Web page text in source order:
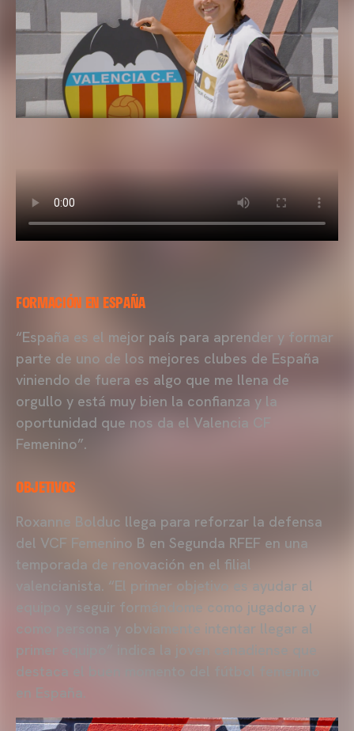
FORMACIÓN EN ESPAÑA
“España es el mejor país para aprender y formar
parte de uno de los mejores clubes de España
viniendo de fuera es algo que me llena de
orgullo y está muy bien la confianza y la
oportunidad que nos da el Valencia CF
Femenino”.
OBJETIVOS
Roxanne Bolduc llega para reforzar la defensa
del VCF Femenino B en Segunda RFEF en una
temporada de renovación en el filial
valencianista. “El primer objetivo es ayudar al
equipo y seguir formándome como jugadora y
como persona y obviamente intentar llegar al
primer equipo” indica la joven canadiense que